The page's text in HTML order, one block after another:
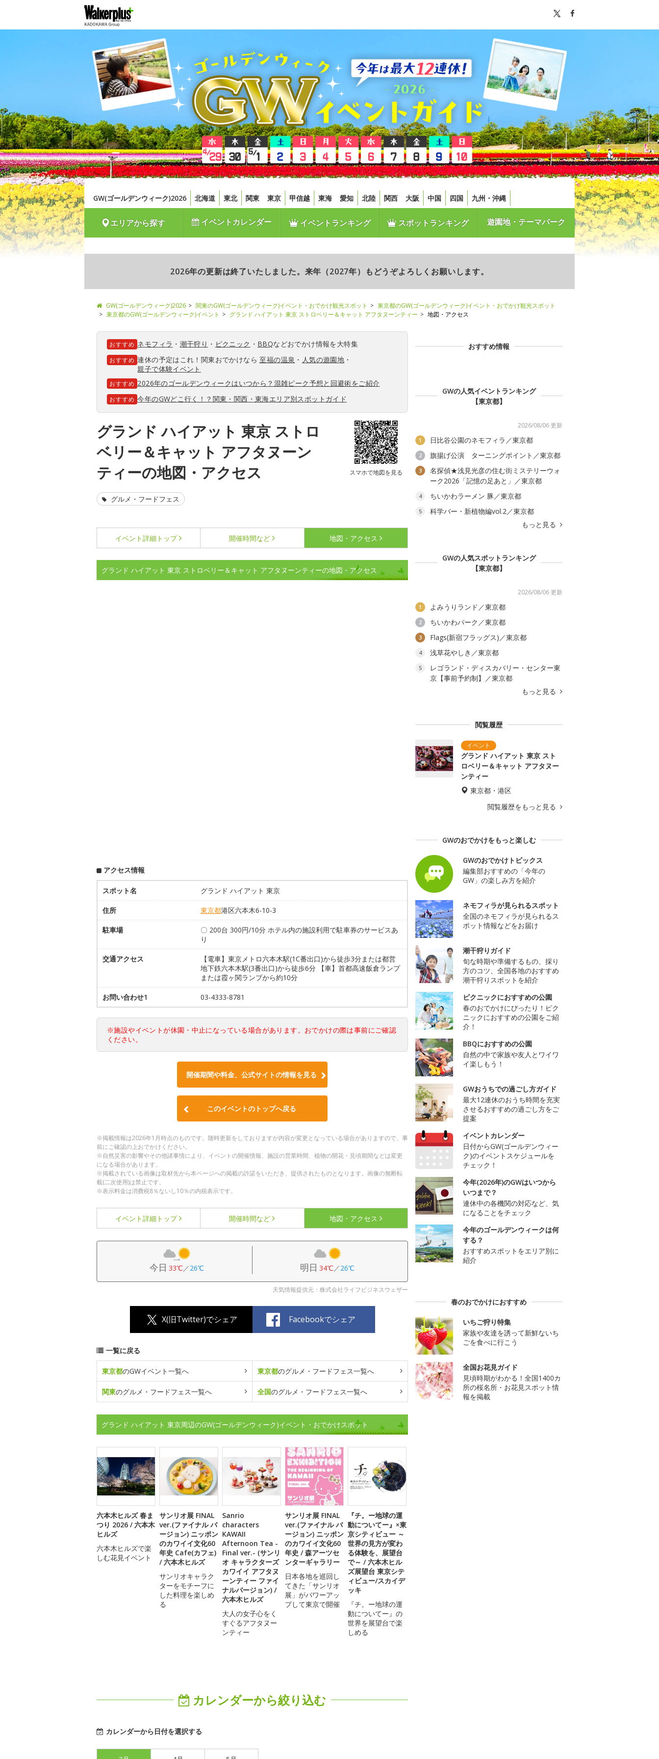
GW(ゴールデンウィーク)2026 北海道 東北 関東 東京 甲信越 東海 愛知 北陸 関西 大阪 中国 四国 九州・沖縄
エリアから探す イベントカレンダー イベントランキング スポットランキング 遊園地・テーマパーク
2026年の更新は終了いたしました。来年（2027年）もどうぞよろしくお願いします。
GW(ゴールデンウィーク)2026 関東のGW(ゴールデンウィーク)イベント・おでかけ観光スポット
東京都のGW(ゴールデンウィーク)イベント・おでかけ観光スポット
東京都のGW(ゴールデンウィーク)イベント
グランド ハイアット 東京 ストロベリー＆キャット アフタヌーンティー 地図・アクセス
おすすめ ネモフィラ ・ 潮干狩り ・ ピクニック ・ BBQなどおでかけ情報を大特集
おすすめ 連休の予定はこれ！関東おでかけなら至福の温泉 ・ 人気の遊園地 ・
親子で体験イベント
おすすめ 2026年のゴールデンウィークはいつから？混雑ピーク予想と回避術をご紹介
おすすめ 今年のGWどこ行く！？関東・関西・東海エリア別スポットガイド
グランド ハイアット 東京 ストロ
ベリー＆キャット アフタヌーン
ティーの地図・アクセス
スマホで地図を見る
グルメ・フードフェス
イベント詳細 トップ 開催時間など 地図・アクセス
グランド ハイアット 東京 ストロベリー＆キャット アフタヌーンティーの地図・アクセス
アクセス情報
スポット名 グランド ハイアット 東京
住所 東京都港区六本木6-10-3
駐車場
〇 200台 300円/10分 ホテル内の施設利用で駐車券のサービスあ
り
交通アクセス
【電車】東京メトロ六本木駅(1C番出口)から徒歩3分または都営
地下鉄六本木駅(3番出口)から徒歩6分 【車】首都高速飯倉ランプ
または霞ヶ関ランプから約10分
お問い合わせ1 03-4333-8781
※施設やイベントが休園・中止になっている場合があります。おでかけの際は事前にご確認
ください。
開催期間や料金、公式サイトの情報を見る
このイベントのトップへ戻る
※掲載情報は2026年1月時点のものです。随時更新をしておりますが内容が変更となっている場合がありますので、事
前にご確認の上おでかけください。
※自然災害の影響やその他諸事情により、イベントの開催情報、施設の営業時間、植物の開花・見頃期間などは変更
になる場合があります。
※掲載されている画像は取材先から本ページへの掲載の許諾をいただき、提供されたものとなります。画像の無断転
載(二次使用)は禁止です。
※表示料金は消費税8％ないし10％の内税表示です。
イベント詳細 トップ 開催時間など 地図・アクセス
今日 33℃／26℃ 明日 34℃／26℃
天気情報提供元：株式会社ライフビジネスウェザー
X(旧Twitter)でシェア Facebookでシェア
一覧に戻る
東京都のGWイベント一覧へ 東京都のグルメ・フードフェス一覧へ
関東のグルメ・フードフェス一覧へ 全国のグルメ・フードフェス一覧へ
グランド ハイアット 東京周辺のGW(ゴールデンウィーク)イベント・おでかけスポット
六本木ヒルズ 春ま
つり 2026 / 六本木
ヒルズ
六本木ヒルズで楽
しむ花見イベント
サンリオ展 FINAL
ver.(ファイナル バ
ージョン) ニッポン
のカワイイ文化60
年史 Cafe(カフェ)
/ 六本木ヒルズ
サンリオキャラク
ターをモチーフに
した料理を楽しめ
る
Sanrio
characters
KAWAII
Afternoon Tea -
Final ver.- (サンリ
オ キャラクターズ
カワイイ アフタヌ
ーンティー ファイ
ナルバージョン) /
六本木ヒルズ
大人の女子心をく
すぐるアフタヌー
ンティー
サンリオ展 FINAL
ver.(ファイナル バ
ージョン) ニッポン
のカワイイ文化60
年史 / 森アーツセ
ンターギャラリー
日本各地を巡回し
てきた「サンリオ
展」がパワーアッ
プして東京で開催
『チ。ー地球の運
動についてー』×東
京シティビュー ～
世界の見方が変わ
る体験を、展望台
で～ / 六本木ヒル
ズ展望台 東京シテ
ィビュー/スカイデ
ッキ
『チ。ー地球の運
動についてー』の
世界を展望台で楽
しめる
カレンダーから絞り込む
カレンダーから日付を選択する
おすすめ情報
GWの人気イベントランキング
【東京都】
2026/08/06 更新
1 日比谷公園のネモフィラ／東京都
2 旗揚げ公演 ターニングポイント／東京都
3
名探偵★浅見光彦の住む街ミステリーウォ
ーク2026「記憶の足あと」／東京都
4 ちいかわラーメン 豚／東京都
5
科学バー・新植物編vol.2／東京都
もっと見る
GWの人気スポットランキング
【東京都】
2026/08/06 更新
1 よみうりランド／東京都
2 ちいかわパーク／東京都
3 Flags(新宿フラッグス)／東京都
4 浅草花やしき／東京都
5
レゴランド・ディスカバリー・センター東
京【事前予約制】／東京都
もっと見る
閲覧履歴
グランド ハイアット 東京 スト
ロベリー＆キャット アフタヌー
ンティー
東京都・港区
閲覧履歴をもっと見る
GWのおでかけをもっと楽しむ
GWのおでかけトピックス
編集部おすすめの「今年の
GW」の楽しみ方を紹介
ネモフィラが見られるスポット
全国のネモフィラが見られるス
ポット情報などをお届け
潮干狩りガイド
旬な時期や準備するもの、採り
方のコツ、全国各地のおすすめ
潮干狩りスポットを紹介
ピクニックにおすすめの公園
春のおでかけにぴったり！ピク
ニックにおすすめの公園をご紹
介！
BBQにおすすめの公園
自然の中で家族や友人とワイワ
イ楽しもう！
GWおうちでの過ごし方ガイド
最大12連休のおうち時間を充実
させるおすすめの過ごし方をご
提案
イベントカレンダー
日付からGW(ゴールデンウィー
ク)のイベントスケジュールを
チェック！
今年(2026年)のGWはいつから
いつまで？
連休中の各機関の対応など、気
になることをチェック
今年のゴールデンウィークは何
する？
おすすめスポットをエリア別に
紹介
春のおでかけにおすすめ
いちご狩り特集
家族や友達を誘って新鮮ないち
ごを食べに行こう
全国お花見ガイド
見頃時期がわかる！全国1400カ
所の桜名所・お花見スポット情
報を掲載